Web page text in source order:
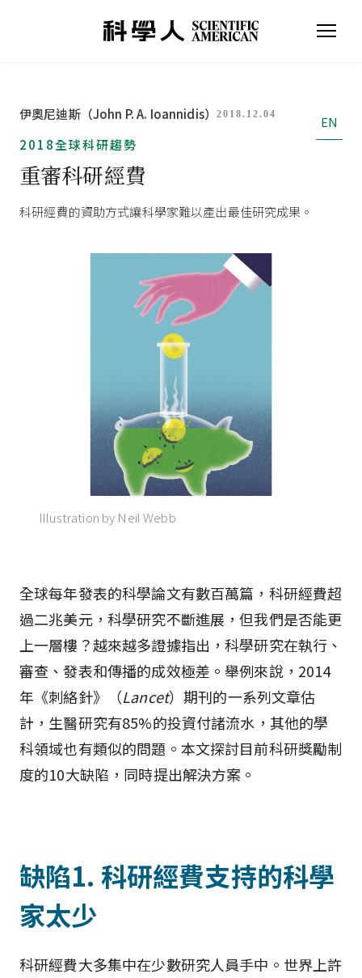
伊奧尼迪斯（John P. A. Ioannidis）2018.12.04
EN
2018全球科研趨勢
重審科研經費
科研經費的資助方式讓科學家難以產出最佳研究成果。
Illustration by Neil Webb
全球每年發表的科學論文有數百萬篇，科研經費超
過二兆美元，科學研究不斷進展，但我們是否能更
上一層樓？越來越多證據指出，科學研究在執行、
審查、發表和傳播的成效極差。舉例來說，2014
年《刺絡針》（Lancet）期刊的一系列文章估
計，生醫研究有85%的投資付諸流水，其他的學
科領域也有類似的問題。本文探討目前科研獎勵制
度的10大缺陷，同時提出解決方案。
缺陷1. 科研經費支持的科學
家太少
科研經費大多集中在少數研究人員手中。世界上許